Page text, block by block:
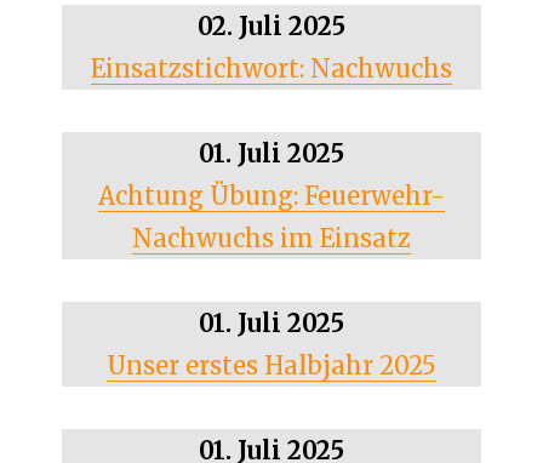
02. Juli 2025
Einsatzstichwort: Nachwuchs
01. Juli 2025
Achtung Übung: Feuerwehr-
Nachwuchs im Einsatz
01. Juli 2025
Unser erstes Halbjahr 2025
01. Juli 2025